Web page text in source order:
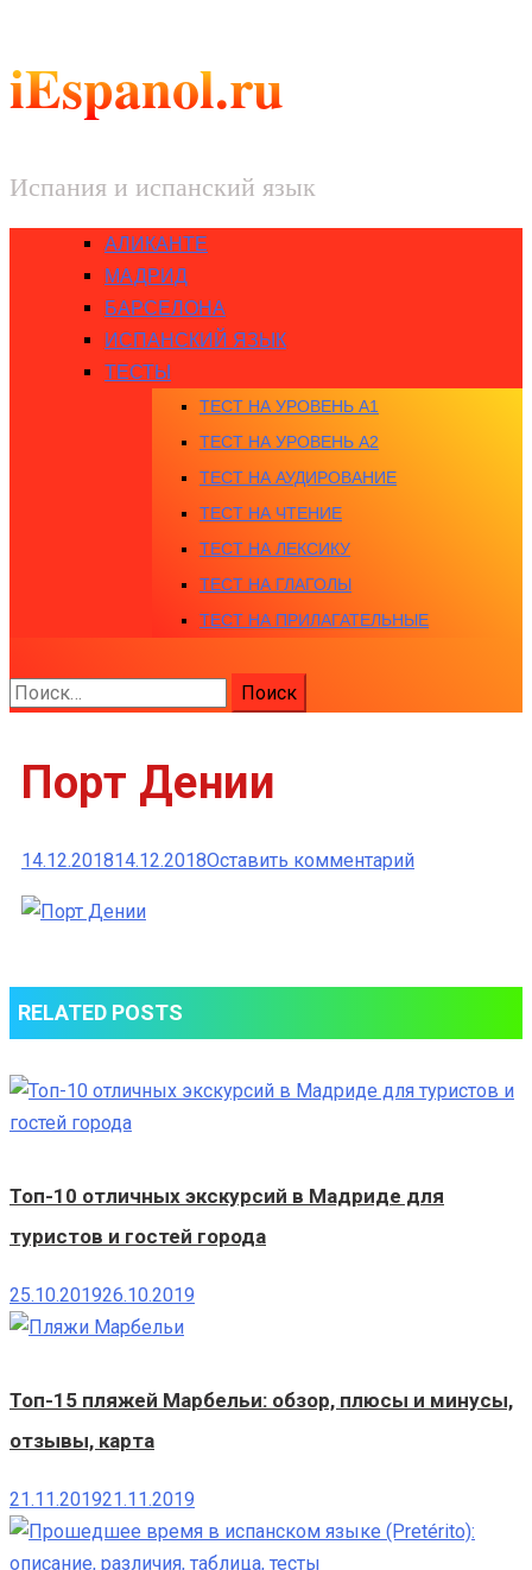
iEspanol.ru
Испания и испанский язык
АЛИКАНТЕ
МАДРИД
БАРСЕЛОНА
ИСПАНСКИЙ ЯЗЫК
ТЕСТЫ
ТЕСТ НА УРОВЕНЬ A1
ТЕСТ НА УРОВЕНЬ A2
ТЕСТ НА АУДИРОВАНИЕ
ТЕСТ НА ЧТЕНИЕ
ТЕСТ НА ЛЕКСИКУ
ТЕСТ НА ГЛАГОЛЫ
ТЕСТ НА ПРИЛАГАТЕЛЬНЫЕ
Найти:
Порт Дении
14.12.201814.12.2018Оставить комментарийк
RELATED POSTS
Топ-10 отличных экскурсий в Мадриде для
туристов и гостей города
25.10.201926.10.2019
Топ-15 пляжей Марбельи: обзор, плюсы и минусы,
отзывы, карта
21.11.201921.11.2019